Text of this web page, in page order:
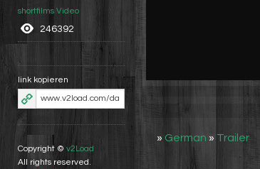
shortfilms Video
246392
link kopieren
Copyright © v2Load
All rights reserved.
» German » Trailer